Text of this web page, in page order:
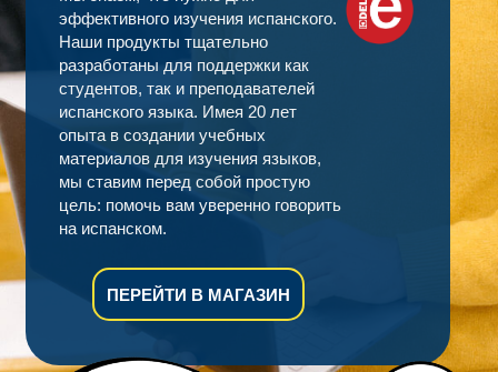
эффективного изучения испанского.
Наши продукты тщательно
разработаны для поддержки как
студентов, так и преподавателей
испанского языка. Имея 20 лет
опыта в создании учебных
материалов для изучения языков,
мы ставим перед собой простую
цель: помочь вам уверенно говорить
на испанском.
ПЕРЕЙТИ В МАГАЗИН